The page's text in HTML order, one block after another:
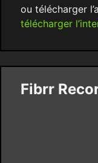
ou télécharger
télécharger
Fibrr